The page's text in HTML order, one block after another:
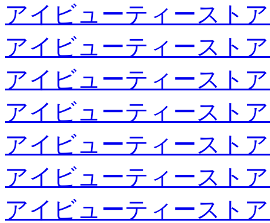
アイビューティースト
アイビューティースト
アイビューティースト
アイビューティースト
アイビューティースト
アイビューティースト
アイビューティースト